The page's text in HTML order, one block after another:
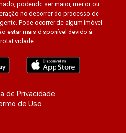
podendo ser maior, menor ou
no decorrer do processo de
Pode ocorrer de algum imóvel
estar mais disponível devido à
rotatividade.
de Privacidade
de Uso